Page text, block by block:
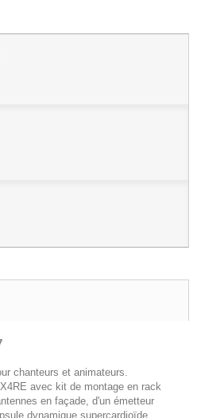
chanteurs et animateurs.
avec kit de montage en rack
en façade, d'un émetteur
dynamique supercardioïde